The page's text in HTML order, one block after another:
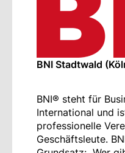
BNI Stadtwald
BNI® steht für
International und
professionelle
Geschäftsleute.